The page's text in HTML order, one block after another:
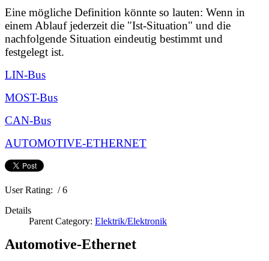
Eine mögliche Definition könnte so lauten: Wenn in
einem Ablauf jederzeit die "Ist-Situation" und die
nachfolgende Situation eindeutig bestimmt und
festgelegt ist.
LIN-Bus
MOST-Bus
CAN-Bus
AUTOMOTIVE-ETHERNET
User Rating: / 6
Details
Parent Category: Elektrik/Elektronik
Automotive-Ethernet